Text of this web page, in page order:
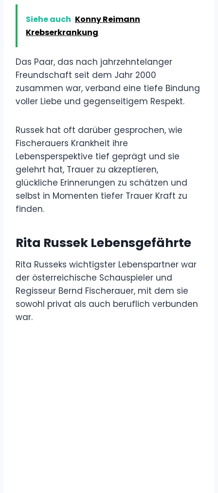
Siehe auch Konny Reimann
Krebserkrankung
Das Paar, das nach jahrzehntelanger
Freundschaft seit dem Jahr 2000
zusammen war, verband eine tiefe Bindung
voller Liebe und gegenseitigem Respekt.
Russek hat oft darüber gesprochen, wie
Fischerauers Krankheit ihre
Lebensperspektive tief geprägt und sie
gelehrt hat, Trauer zu akzeptieren,
glückliche Erinnerungen zu schätzen und
selbst in Momenten tiefer Trauer Kraft zu
finden.
Rita Russek Lebensgefährte
Rita Russeks wichtigster Lebenspartner war
der österreichische Schauspieler und
Regisseur Bernd Fischerauer, mit dem sie
sowohl privat als auch beruflich verbunden
war.